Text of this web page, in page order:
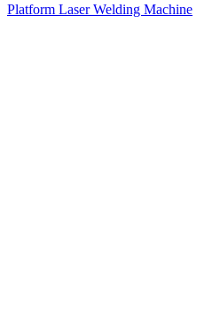
Platform Laser Welding Machine